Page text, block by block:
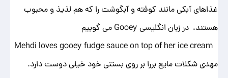
غذاهای آبکی مانند کوفته و آبگوشت را که هم لذیذ و محبوب
هستند، در زبان انگلیسی Gooey می گوییم
Mehdi loves gooey fudge sauce on top of her ice cream
مهدی شکلات مایع بررا بر روی بستنی خود خیلی دوست دارد.